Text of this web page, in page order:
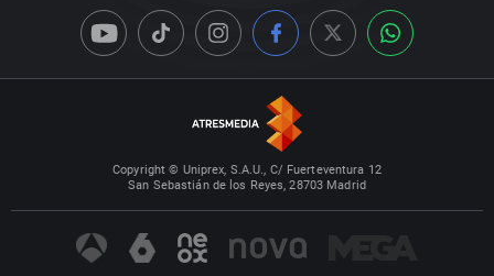
Copyright © Uniprex, S.A.U., C/ Fuerteventura 12
San Sebastián de los Reyes, 28703 Madrid